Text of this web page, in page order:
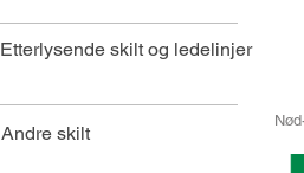
Etterlysende skilt og ledelinjer
Andre skilt